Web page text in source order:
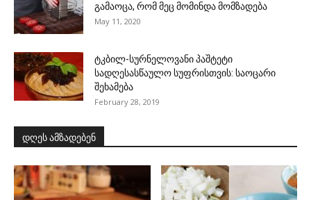
გამაოცა, რომ მეც მომინდა მომზადება
May 11, 2020
ტკბილ-სურნელოვანი პაშტეტი
სადღესასწაულო სუფრისთვის: საოცარი
შეხამება
February 28, 2019
დღეს ამზადებენ